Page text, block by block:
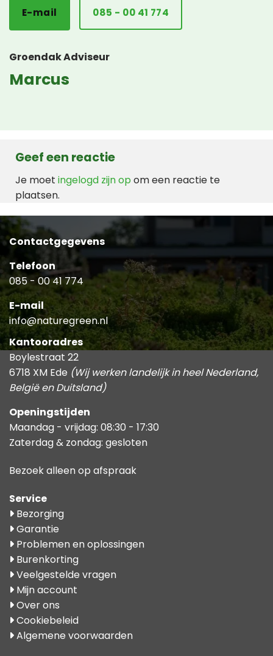
E-mail 085 - 00 41 774
Groendak Adviseur
Marcus
Geef een reactie
Je moet ingelogd zijn op om een reactie te
plaatsen.
Contactgegevens
Telefoon
085 - 00 41 774
E-mail
info@naturegreen.nl
Kantooradres
Boylestraat 22
6718 XM Ede (Wij werken landelijk in heel Nederland,
België en Duitsland)
Openingstijden
Maandag - vrijdag: 08:30 - 17:30
Zaterdag & zondag: gesloten
Bezoek alleen op afspraak
Service
Bezorging
Garantie
Problemen en oplossingen
Burenkorting
Veelgestelde vragen
Mijn account
Over ons
Cookiebeleid
Algemene voorwaarden